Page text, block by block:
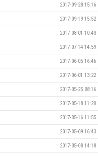
2017-09-28 15:16
2017-09-19 15:52
2017-08-01 10:43
2017-07-14 14:59
2017-06-05 16:46
2017-06-01 13:22
2017-05-25 08:16
2017-05-18 11:20
2017-05-16 11:55
2017-05-09 16:43
2017-05-08 14:18